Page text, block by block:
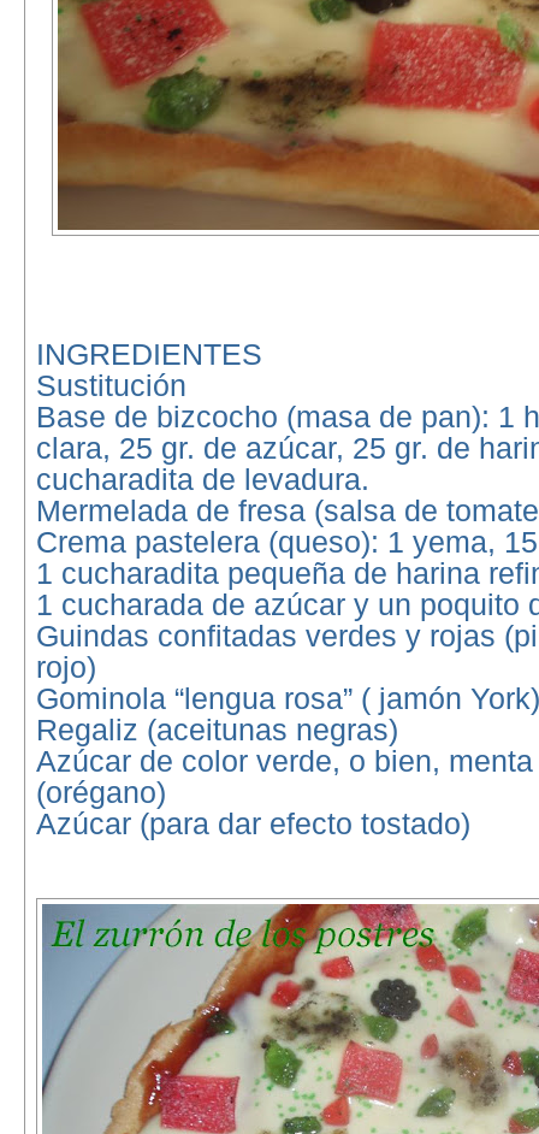
INGREDIENTES
Sustitución
Base de bizcocho (masa de pan): 1
clara, 25 gr. de azúcar, 25 gr. de
cucharadita de levadura.
Mermelada de fresa (salsa de
Crema pastelera (queso): 1 yema,
1 cucharadita pequeña de harina
1 cucharada de azúcar y un poquito
Guindas confitadas verdes y rojas
rojo)
Gominola “lengua rosa” ( jamón York)
Regaliz (aceitunas negras)
Azúcar de color verde, o bien,
(orégano)
Azúcar (para dar efecto tostado)